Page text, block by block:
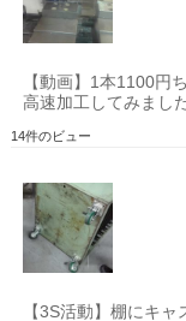
【動画】1本1100円
高速加工してみまし
14件のビュー
【3S活動】棚にキ